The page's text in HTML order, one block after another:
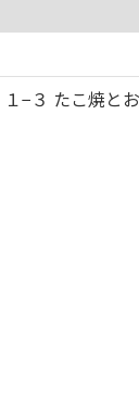
−３ たこ焼と